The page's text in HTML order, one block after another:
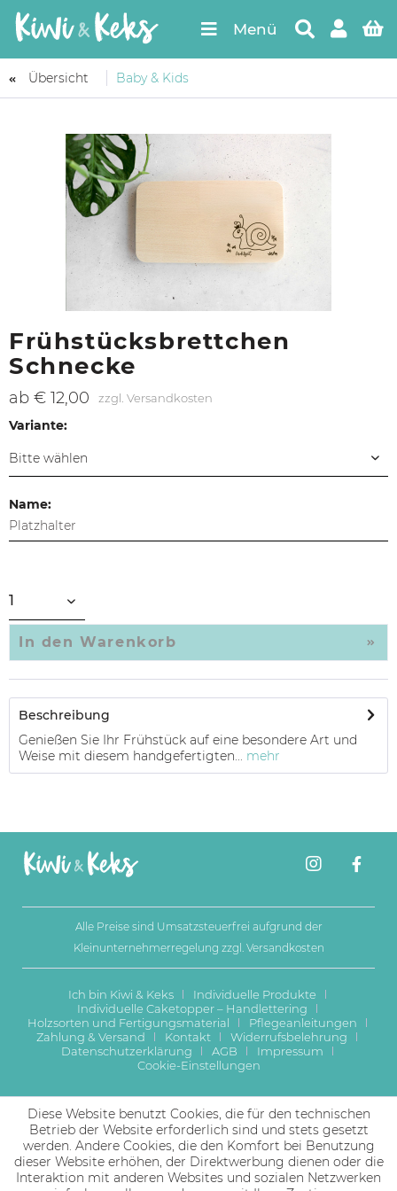
Menü
Übersicht Baby & Kids
Frühstücksbrettchen
Schnecke
ab € 12,00 zzgl. Versandkosten
Variante:
Name:
In den Warenkorb
Beschreibung
Genießen Sie Ihr Frühstück auf eine besondere Art und
Weise mit diesem handgefertigten... mehr
Alle Preise sind Umsatzsteuerfrei aufgrund der
Kleinunternehmerregelung zzgl. Versandkosten
Ich bin Kiwi & Keks
Individuelle Produkte
Individuelle Caketopper – Handlettering
Holzsorten und Fertigungsmaterial
Pflegeanleitungen
Zahlung & Versand
Kontakt
Widerrufsbelehrung
Datenschutzerklärung
AGB
Impressum
Cookie-Einstellungen
Diese Website benutzt Cookies, die für den technischen
Betrieb der Website erforderlich sind und stets gesetzt
werden. Andere Cookies, die den Komfort bei Benutzung
dieser Website erhöhen, der Direktwerbung dienen oder die
Interaktion mit anderen Websites und sozialen Netzwerken